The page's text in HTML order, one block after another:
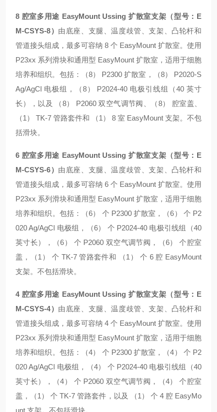
8 腔室多用途 EasyMount Ussing 扩散室支架（型号：E
M-CSYS-8） 由底座、支腿、温度歧管、支架、凸轮杆和
管道接头组成，最多可容纳 8 个 EasyMount 扩散室。使用
P23xx 系列滑块和通用型 EasyMount 扩散室，适用于细胞
培养和组织。包括：（8） P2300 扩散室，（8） P2020-S
Ag/AgCl 电极组，（8） P2024-40 电极引线组（40 英寸
长），以及 （8） P2060 双空气调节阀、（8） 腔室盖、
（1） TK-7 管路套件和 （1） 8 室 EasyMount 支架。不包
括滑块。
6 腔室多用途 EasyMount Ussing 扩散室支架（型号：E
M-CSYS-6） 由底座、支腿、温度歧管、支架、凸轮杆和
管道接头组成，最多可容纳 6 个 EasyMount 扩散室。使用
P23xx 系列滑块和通用型 EasyMount 扩散室，适用于细胞
培养和组织。包括：（6） 个 P2300 扩散室，（6） 个 P2
020 Ag/AgCl 电极组，（6） 个 P2024-40 电极引线组（40
英寸长），（6） 个 P2060 双空气调节阀，（6） 个腔室
盖，（1） 个 TK-7 管路套件和 （1） 个 6 腔 EasyMount
支架。不包括滑块。
4 腔室多用途 EasyMount Ussing 扩散室支架（型号：E
M-CSYS-4） 由底座、支腿、温度歧管、支架、凸轮杆和
管道接头组成，最多可容纳 4 个 EasyMount 扩散室。使用
P23xx 系列滑块和通用型 EasyMount 扩散室，适用于细胞
培养和组织。包括：（4） 个 P2300 扩散室，（4） 个 P2
020 Ag/AgCl 电极组，（4） 个 P2024-40 电极引线组（40
英寸长），（4） 个 P2060 双空气调节阀，（4） 个腔室
盖，（1） 个 TK-7 管路套件，以及 （1） 个 4 腔 EasyMo
unt 支架。不包括滑块。